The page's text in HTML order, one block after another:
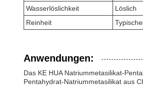
Wasserlöslichkeit
Löslich
Reinheit
Anwendungen:
Das KE HUA Natriummetasilikat-
Pentahydrat-Natriummetasilikat aus